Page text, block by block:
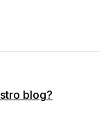
blog?